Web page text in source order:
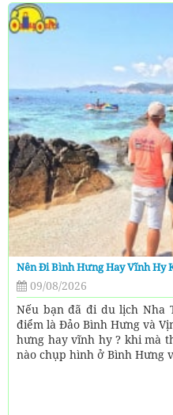
Nên Đi Bình Hưng Hay Vĩnh Hy
09/08/2026
Nếu bạn đã đi du lịch Nha
điểm là Đảo Bình Hưng và
hưng hay vĩnh hy ? khi mà
nào chụp hình ở Bình Hưng